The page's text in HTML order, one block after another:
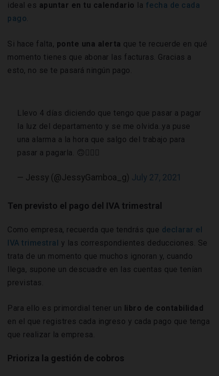
ideal es apuntar en tu calendario la fecha de cada
pago.
Si hace falta, ponte una alerta que te recuerde en qué
momento tienes que abonar las facturas. Gracias a
esto, no se te pasará ningún pago.
Llevo 4 días diciendo que tengo que pasar a pagar
la luz del departamento y se me olvida..ya puse
una alarma a la hora que salgo del trabajo para
pasar a pagarla. 🙃🤦🏻‍♀️
— Jessy (@JessyGamboa_g) July 27, 2021
Ten previsto el pago del IVA trimestral
Como empresa, recuerda que tendrás que declarar el
IVA trimestral y las correspondientes deducciones. Se
trata de un momento que muchos ignoran y, cuando
llega, supone un descuadre en las cuentas que tenían
previstas.
Para ello es primordial tener un libro de contabilidad
en el que registres cada ingreso y cada pago que tenga
que realizar la empresa.
Prioriza la gestión de cobros